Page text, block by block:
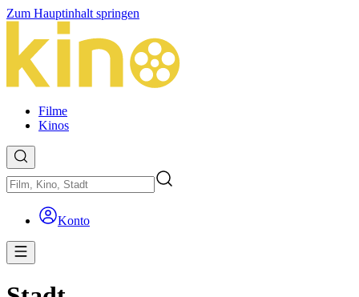
Zum Hauptinhalt springen
Filme
Kinos
Konto